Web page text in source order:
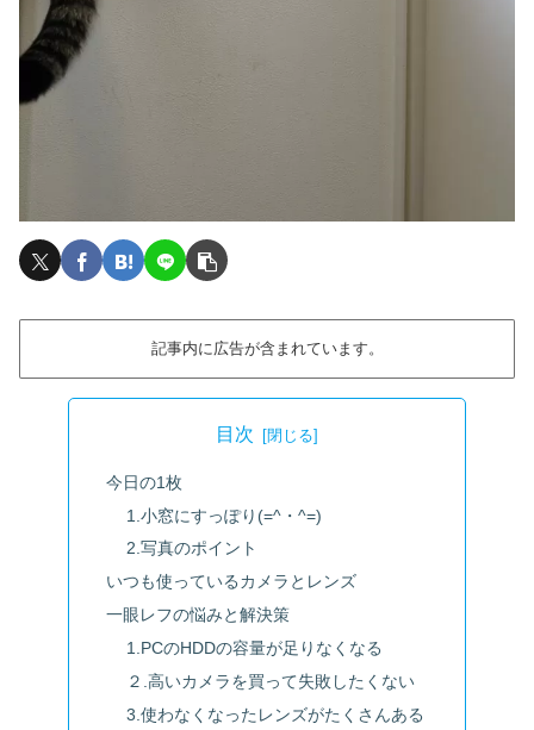
記事内に広告が含まれています。
目次
今日の1枚
1.小窓にすっぽり(=^・^=)
2.写真のポイント
いつも使っているカメラとレンズ
一眼レフの悩みと解決策
1.PCのHDDの容量が足りなくなる
２.高いカメラを買って失敗したくない
3.使わなくなったレンズがたくさんある